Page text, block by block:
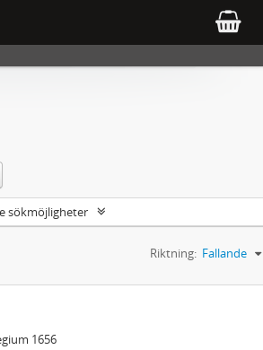
sökmöjligheter
Riktning: Fallande
1656